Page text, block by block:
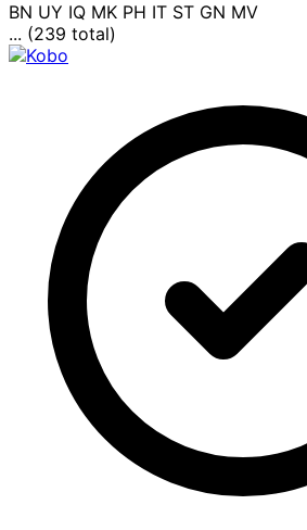
BN UY IQ MK PH IT ST GN MV
... (239 total)